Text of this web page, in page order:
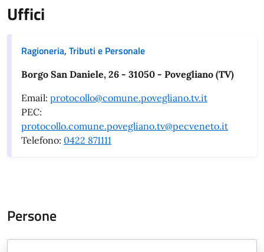
Uffici
Ragioneria, Tributi e Personale
Borgo San Daniele, 26 - 31050 - Povegliano (TV)
Email: protocollo@comune.povegliano.tv.it
PEC:
protocollo.comune.povegliano.tv@pecveneto.it
Telefono: 0422 871111
Persone